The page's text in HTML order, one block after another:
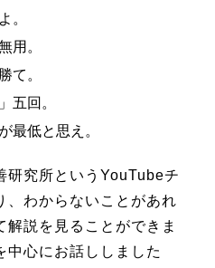
。
用。
て。
五回。
最低と思え。
研究所というYouTubeチ
、わからないことがあれ
解説を見ることができま
中心にお話ししました